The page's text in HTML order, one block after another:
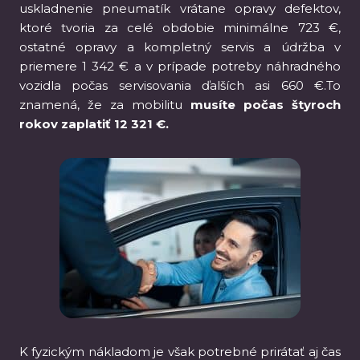
uskladnenie pneumatík vrátane opravy defektov,
ktoré tvoria za celé obdobie minimálne 723 €,
ostatné opravy a kompletný servis a údržba v
priemere 1 342 € a v prípade potreby náhradného
vozidla počas servisovania ďalších asi 660 €.To
znamená, že za mobilitu musíte počas štyroch
rokov zaplatiť 12 321 €.
K fyzickým nákladom je však potrebné prirátať aj čas